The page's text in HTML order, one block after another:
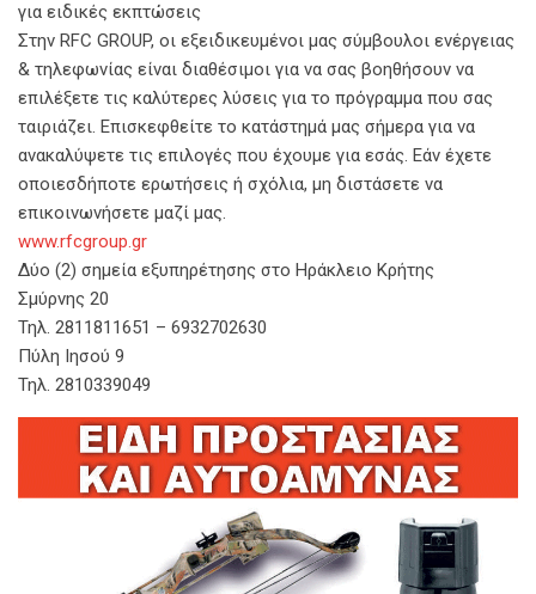
για ειδικές εκπτώσεις
Στην RFC GROUP, οι εξειδικευμένοι μας σύμβουλοι ενέργειας
& τηλεφωνίας είναι διαθέσιμοι για να σας βοηθήσουν να
επιλέξετε τις καλύτερες λύσεις για το πρόγραμμα που σας
ταιριάζει. Επισκεφθείτε το κατάστημά μας σήμερα για να
ανακαλύψετε τις επιλογές που έχουμε για εσάς. Εάν έχετε
οποιεσδήποτε ερωτήσεις ή σχόλια, μη διστάσετε να
επικοινωνήσετε μαζί μας.
www.rfcgroup.gr
Δύο (2) σημεία εξυπηρέτησης στο Ηράκλειο Κρήτης
Σμύρνης 20
Τηλ. 2811811651 – 6932702630
Πύλη Ιησού 9
Τηλ. 2810339049